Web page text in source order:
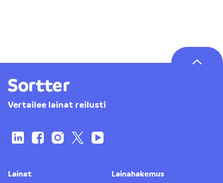
Vertailee lainat reilusti
Lainat
Lainahakemus